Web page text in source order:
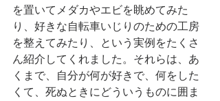
を置いてメダカやエビを眺めてみた
り、好きな自転車いじりのための工房
を整えてみたり、という実例をたくさ
ん紹介してくれました。それらは、あ
くまで、自分が何が好きで、何をした
くて、死ぬときにどういうものに囲ま